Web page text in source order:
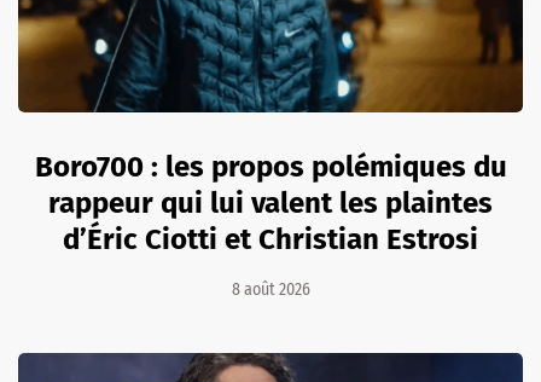
Boro700 : les propos polémiques du
rappeur qui lui valent les plaintes
d’Éric Ciotti et Christian Estrosi
8 août 2026